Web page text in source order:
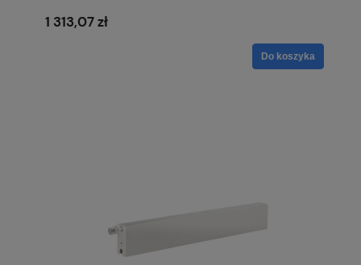
1 313,07 zł
Do koszyka